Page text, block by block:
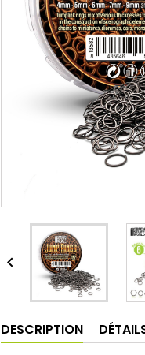

DESCRIPTION